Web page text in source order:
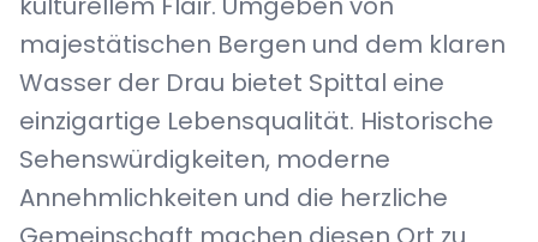
majestätischen Bergen und dem klaren
Wasser der Drau bietet Spittal eine
einzigartige Lebensqualität. Historische
Sehenswürdigkeiten, moderne
Annehmlichkeiten und die herzliche